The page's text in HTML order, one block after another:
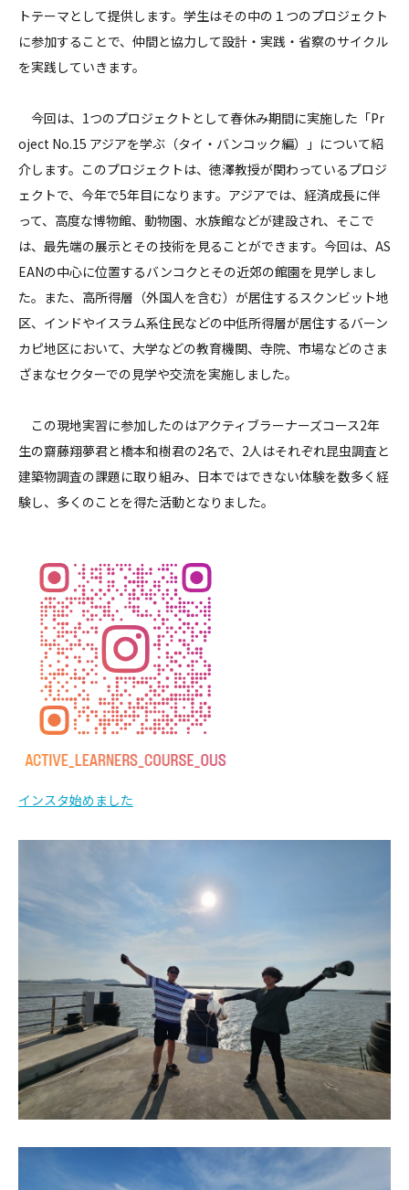
トテーマとして提供します。学生はその中の１つのプロジェクト
に参加することで、仲間と協力して設計・実践・省察のサイクル
を実践していきます。
今回は、1つのプロジェクトとして春休み期間に実施した「Pr
oject No.15 アジアを学ぶ（タイ・バンコック編）」について紹
介します。このプロジェクトは、徳澤教授が関わっているプロジ
ェクトで、今年で5年目になります。アジアでは、経済成長に伴
って、高度な博物館、動物園、水族館などが建設され、そこで
は、最先端の展示とその技術を見ることができます。今回は、AS
EANの中心に位置するバンコクとその近郊の館園を見学しまし
た。また、高所得層（外国人を含む）が居住するスクンビット地
区、インドやイスラム系住民などの中低所得層が居住するバーン
カピ地区において、大学などの教育機関、寺院、市場などのさま
ざまなセクターでの見学や交流を実施しました。
この現地実習に参加したのはアクティブラーナーズコース2年
生の齋藤翔夢君と橋本和樹君の2名で、2人はそれぞれ昆虫調査と
建築物調査の課題に取り組み、日本ではできない体験を数多く経
験し、多くのことを得た活動となりました。
インスタ始めました